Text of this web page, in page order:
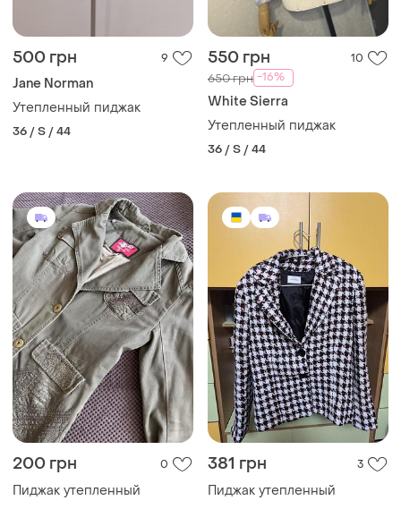
500 грн 9
Jane Norman
Утепленный пиджак
36 / S / 44
550 грн 10
650 грн -16%
White Sierra
Утепленный пиджак
36 / S / 44
200 грн 0
Пиджак утепленный
381 грн 3
Пиджак утепленный